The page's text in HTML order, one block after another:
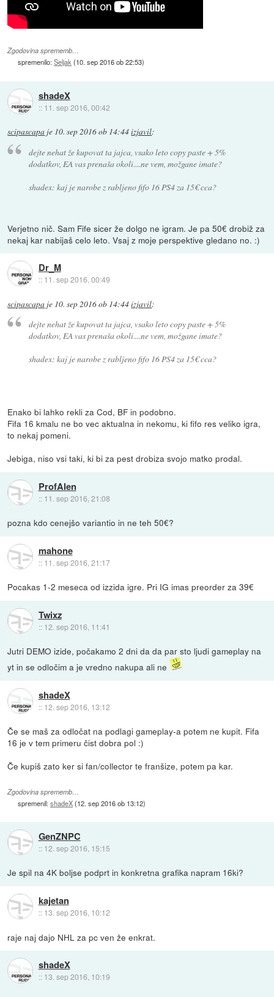
Zgodovina sprememb…
spremenilo:Seljak(10. sep 2016 ob 22:53)
shadeX
:: 11. sep 2016, 00:42
scipascapa je 10. sep 2016 ob 14:44izjavil:
dejte nehat že kupovat ta jajca, vsako leto copy paste + 5%
dodatkov, EA vas prenaša okoli....ne vem, možgane imate?
shadex: kaj je narobe z rabljeno fifo 16 PS4 za 15€ cca?
Verjetno nič. Sam Fife sicer že dolgo ne igram. Je pa 50€ drobiž za
nekaj kar nabijaš celo leto. Vsaj z moje perspektive gledano no. :)
Dr_M
:: 11. sep 2016, 00:49
scipascapa je 10. sep 2016 ob 14:44izjavil:
dejte nehat že kupovat ta jajca, vsako leto copy paste + 5%
dodatkov, EA vas prenaša okoli....ne vem, možgane imate?
shadex: kaj je narobe z rabljeno fifo 16 PS4 za 15€ cca?
Enako bi lahko rekli za Cod, BF in podobno.
Fifa 16 kmalu ne bo vec aktualna in nekomu, ki fifo res veliko igra,
to nekaj pomeni.
Jebiga, niso vsi taki, ki bi za pest drobiza svojo matko prodal.
ProfAlen
:: 11. sep 2016, 21:08
pozna kdo cenejšo variantio in ne teh 50€?
mahone
:: 11. sep 2016, 21:17
Pocakas 1-2 meseca od izzida igre. Pri IG imas preorder za 39€
Twixz
:: 12. sep 2016, 11:41
Jutri DEMO izide, počakamo 2 dni da da par sto ljudi gameplay na
yt in se odločim a je vredno nakupa ali ne
shadeX
:: 12. sep 2016, 13:12
Če se maš za odločat na podlagi gameplay-a potem ne kupit. Fifa
16 je v tem primeru čist dobra pol :)
Če kupiš zato ker si fan/collector te franšize, potem pa kar.
Zgodovina sprememb…
spremenil:shadeX(12. sep 2016 ob 13:12)
GenZNPC
:: 12. sep 2016, 15:15
Je spil na 4K boljse podprt in konkretna grafika napram 16ki?
kajetan
:: 13. sep 2016, 10:12
raje naj dajo NHL za pc ven že enkrat.
shadeX
:: 13. sep 2016, 10:19